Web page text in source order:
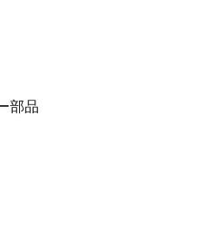
部品